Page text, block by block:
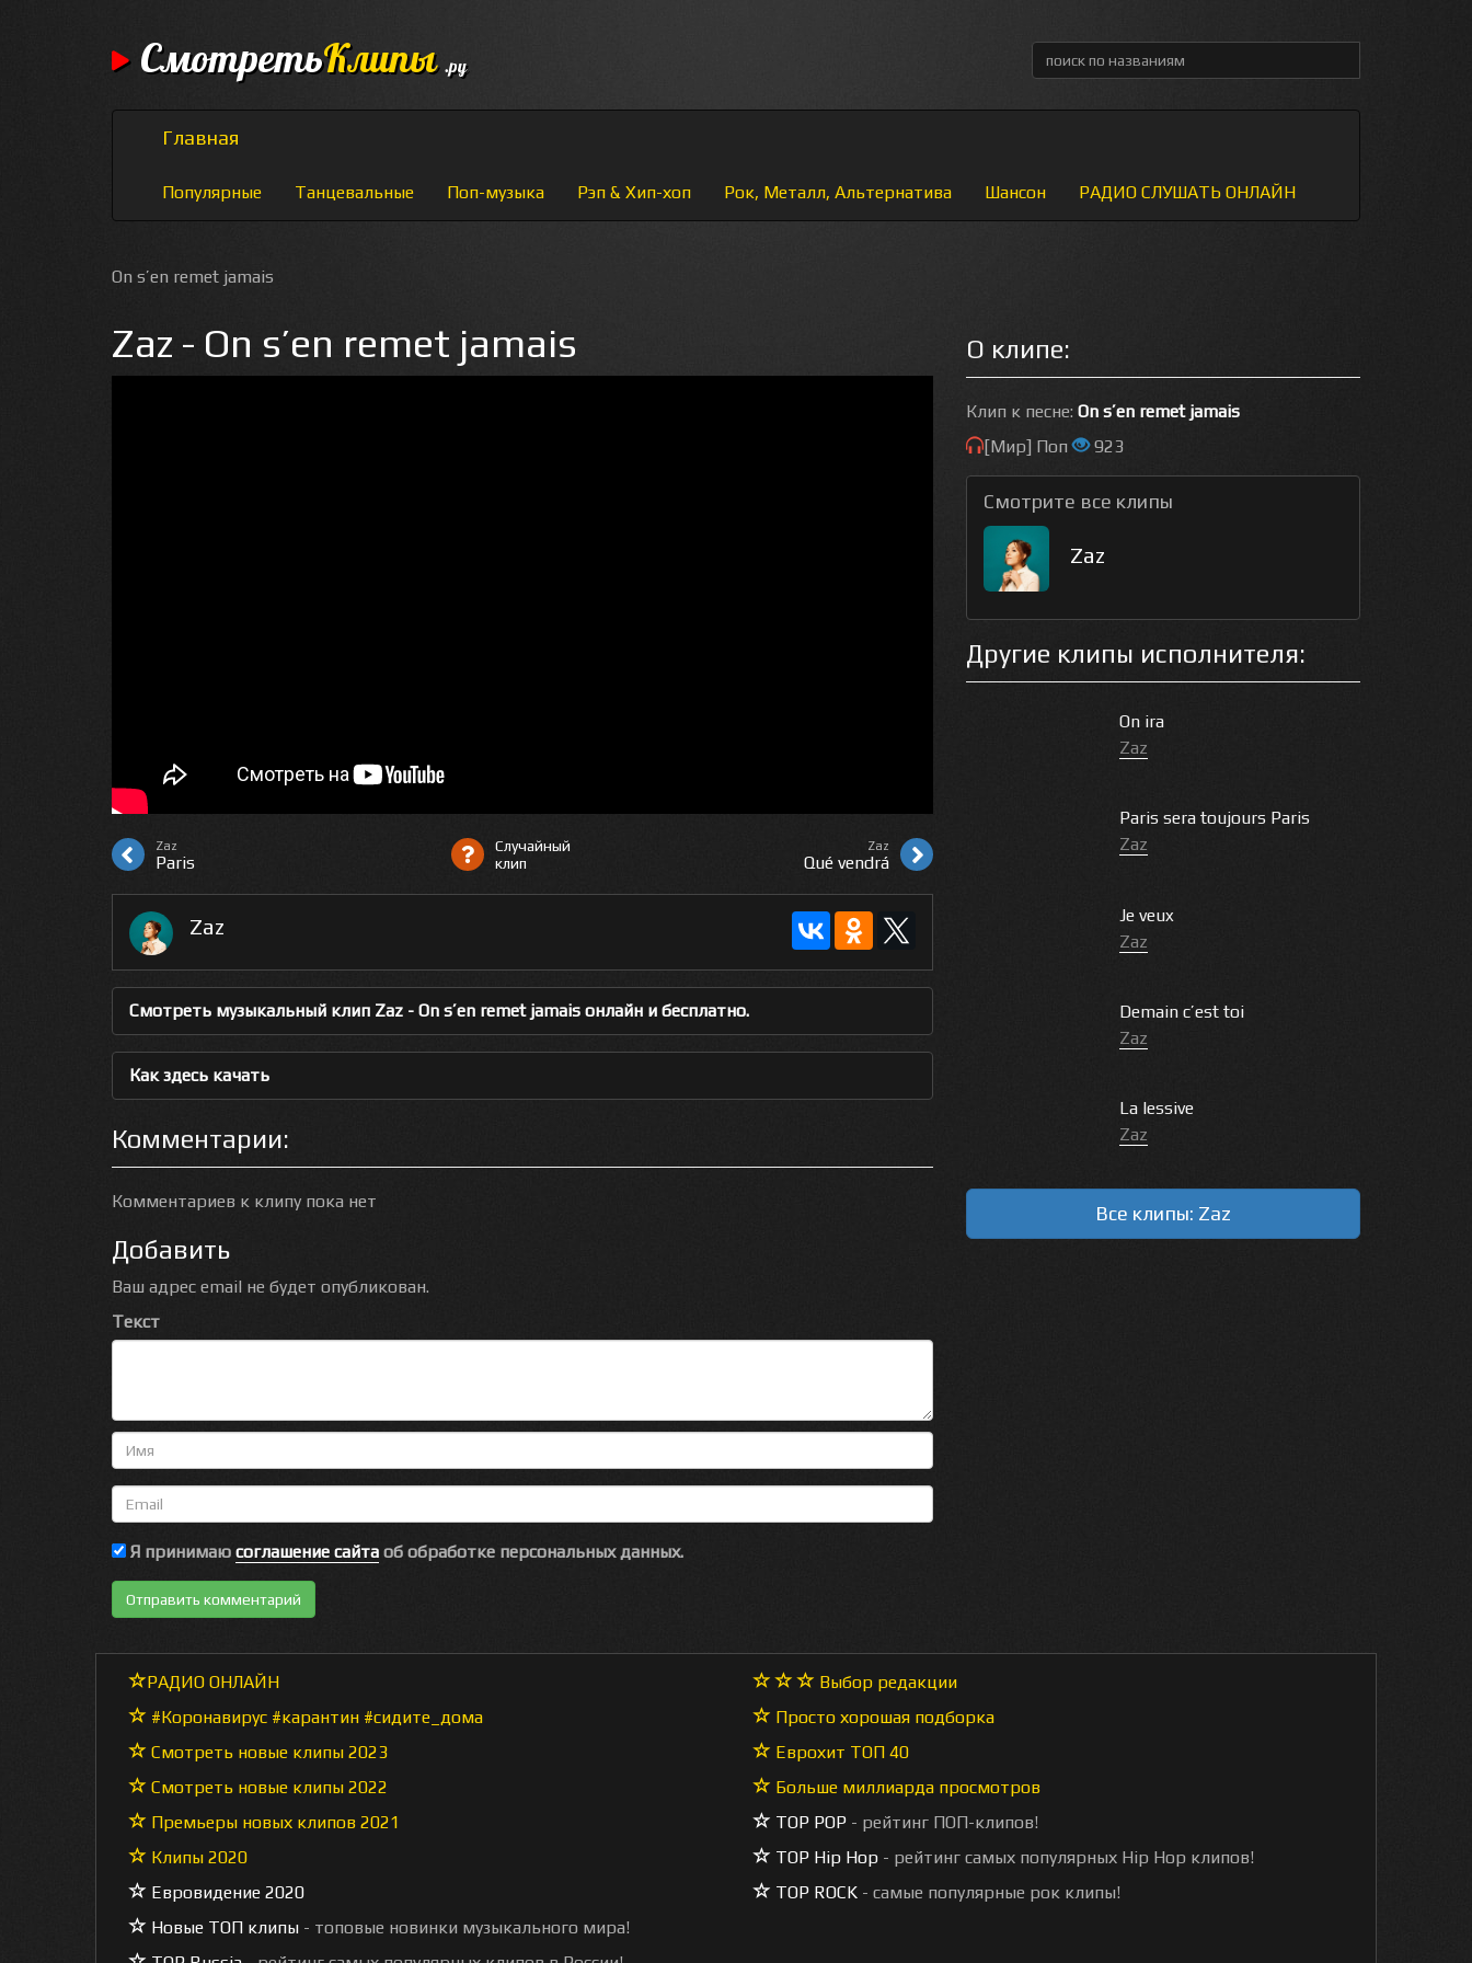
СмотретьКлипы .ру
Главная
Популярные Танцевальные Поп-музыка Рэп & Хип-хоп Рок, Металл, Альтернатива Шансон РАДИО СЛУШАТЬ ОНЛАЙН
On s’en remet jamais
Zaz - On s’en remet jamais
Zaz
Paris
Случайный
клип
Zaz
Qué vendrá
Zaz
Смотреть музыкальный клип Zaz - On s’en remet jamais онлайн и бесплатно.
Как здесь качать
Комментарии:
Комментариев к клипу пока нет
Добавить
Ваш адрес email не будет опубликован.
Текст
Имя
Email
Я принимаю соглашение сайта об обработке персональных данных.
О клипе:
Клип к песне: On s’en remet jamais
[Мир] Поп
923
Смотрите все клипы
Zaz
Другие клипы исполнителя:
On ira
Zaz
Paris sera toujours Paris
Zaz
Je veux
Zaz
Demain c’est toi
Zaz
La lessive
Zaz
Все клипы: Zaz
РАДИО ОНЛАЙН
#Коронавирус #карантин #сидите_дома
Смотреть новые клипы 2023
Смотреть новые клипы 2022
Премьеры новых клипов 2021
Клипы 2020
Евровидение 2020
Новые ТОП клипы - топовые новинки музыкального мира!
Выбор редакции
Просто хорошая подборка
Еврохит ТОП 40
Больше миллиарда просмотров
TOP POP - рейтинг ПОП-клипов!
TOP Hip Hop - рейтинг самых популярных Hip Hop клипов!
TOP ROCK - самые популярные рок клипы!